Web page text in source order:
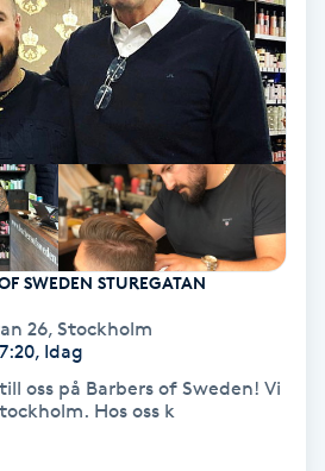
SWEDEN STUREGATAN
26, Stockholm
Idag
oss på Barbers of Sweden! Vi
Hos oss k